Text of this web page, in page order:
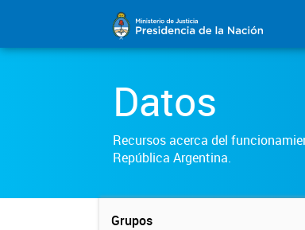
Datos
Recursos acerca del
República Argentina.
Grupos